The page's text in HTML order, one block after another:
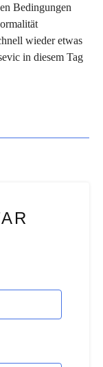
Bedingungen
wieder etwas
in diesem Tag